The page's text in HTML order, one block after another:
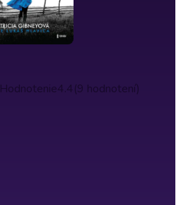
Hodnotenie4.4(9 hodnotení)